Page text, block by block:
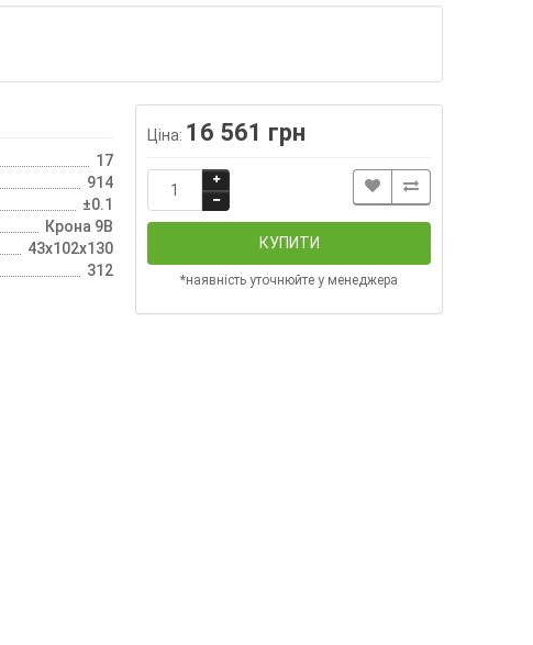
17
914
±0.1
Крона 9В
43x102x130
312
Ціна: 16 561 грн
КУПИТИ
*наявність уточнюйте у менеджера